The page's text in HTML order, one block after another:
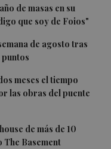
de masas en su
que soy de Foios"
de agosto tras
meses el tiempo
las obras del puente
de más de 10
The Basement